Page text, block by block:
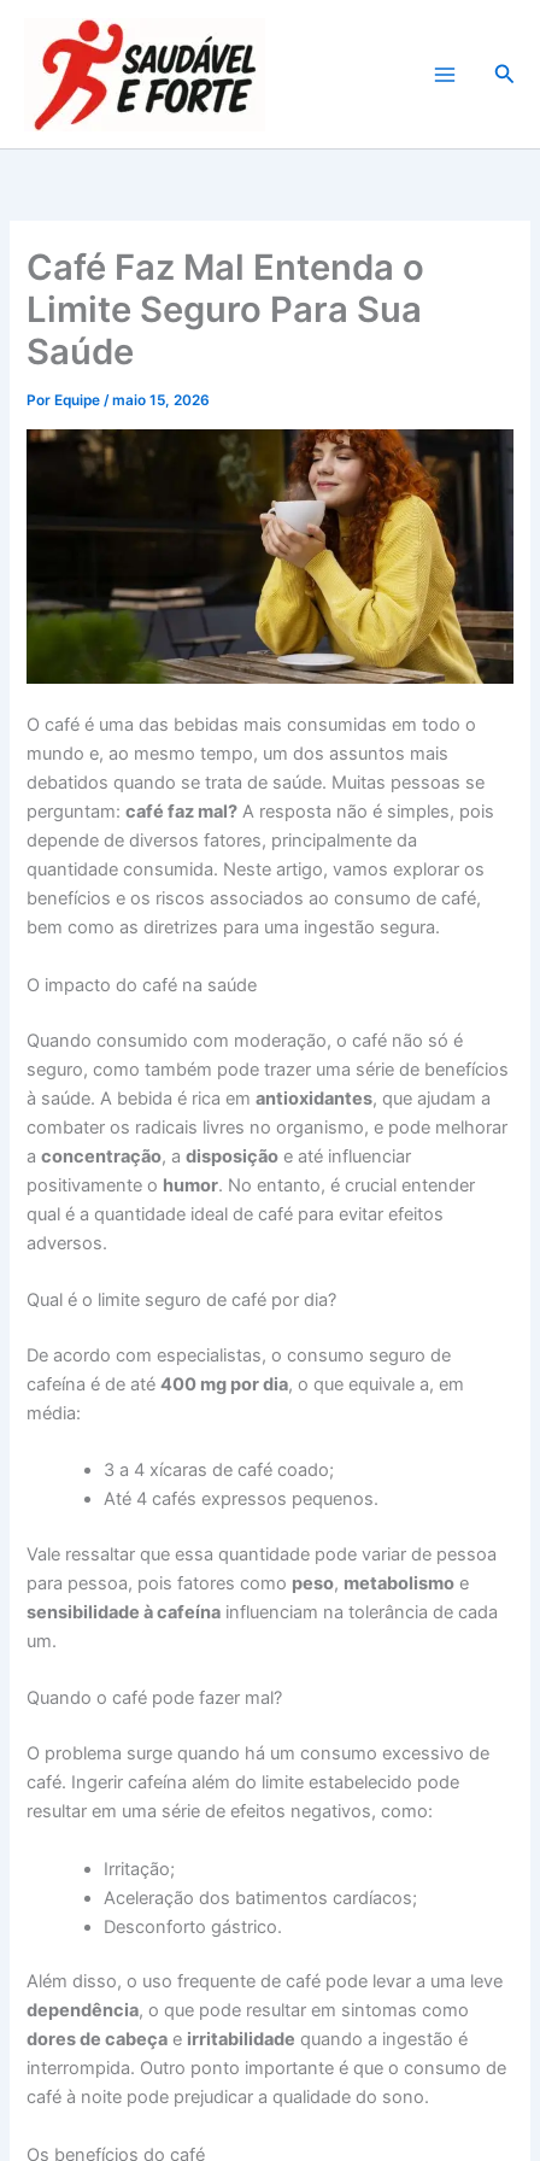
conteúdo
Café Faz Mal Entenda o
Limite Seguro Para Sua
Saúde
Por Equipe/maio 15, 2026
O café é uma das bebidas mais consumidas em todo o
mundo e, ao mesmo tempo, um dos assuntos mais
debatidos quando se trata de saúde. Muitas pessoas se
perguntam:café faz mal? A resposta não é simples, pois
depende de diversos fatores, principalmente da
quantidade consumida. Neste artigo, vamos explorar os
benefícios e os riscos associados ao consumo de café,
bem como as diretrizes para uma ingestão segura.
O impacto do café na saúde
Quando consumido com moderação, o café não só é
seguro, como também pode trazer uma série de benefícios
à saúde. A bebida é rica emantioxidantes, que ajudam a
combater os radicais livres no organismo, e pode melhorar
aconcentração, adisposição e até influenciar
positivamente o humor. No entanto, é crucial entender
qual é a quantidade ideal de café para evitar efeitos
adversos.
Qual é o limite seguro de café por dia?
De acordo com especialistas, o consumo seguro de
cafeína é de até400 mg por dia, o que equivale a, em
média:
3 a 4 xícaras de café coado;
Até 4 cafés expressos pequenos.
Vale ressaltar que essa quantidade pode variar de pessoa
para pessoa, pois fatores como peso, metabolismo e
sensibilidade à cafeína influenciam na tolerância de cada
um.
Quando o café pode fazer mal?
O problema surge quando há um consumo excessivo de
café. Ingerir cafeína além do limite estabelecido pode
resultar em uma série de efeitos negativos, como:
Irritação;
Aceleração dos batimentos cardíacos;
Desconforto gástrico.
Além disso, o uso frequente de café pode levar a uma leve
dependência, o que pode resultar em sintomas como
dores de cabeça e irritabilidade quando a ingestão é
interrompida. Outro ponto importante é que o consumo de
café à noite pode prejudicar a qualidade do sono.
Os benefícios do café